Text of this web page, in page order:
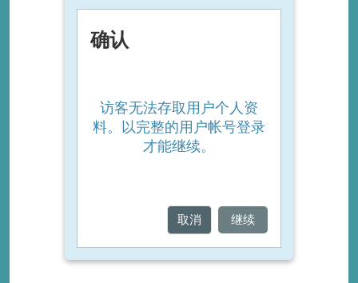
确认
访客无法存取用户个人资
料。以完整的用户帐号登录
才能继续。
取消 继续